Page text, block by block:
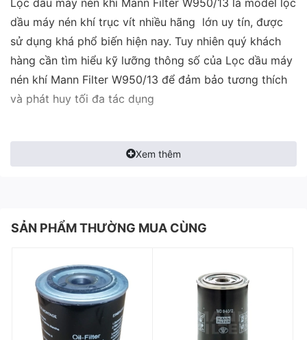
dầu máy nén khí trục vít nhiều hãng lớn uy tín, được
sử dụng khá phổ biến hiện nay. Tuy nhiên quý khách
hàng cần tìm hiểu kỹ lưỡng thông số của Lọc dầu máy
nén khí Mann Filter W950/13 để đảm bảo tương thích
và phát huy tối đa tác dụng
Xem thêm
SẢN PHẨM THƯỜNG MUA CÙNG